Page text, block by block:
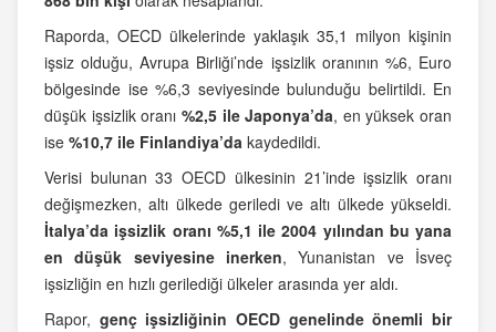
Raporda, OECD ülkelerinde yaklaşık 35,1 milyon kişinin
işsiz olduğu, Avrupa Birliği’nde işsizlik oranının %6, Euro
bölgesinde ise %6,3 seviyesinde bulunduğu belirtildi. En
düşük işsizlik oranı %2,5 ile Japonya’da, en yüksek oran
ise %10,7 ile Finlandiya’da kaydedildi.
Verisi bulunan 33 OECD ülkesinin 21’inde işsizlik oranı
değişmezken, altı ülkede geriledi ve altı ülkede yükseldi.
İtalya’da işsizlik oranı %5,1 ile 2004 yılından bu yana
en düşük seviyesine inerken, Yunanistan ve İsveç
işsizliğin en hızlı gerilediği ülkeler arasında yer aldı.
Rapor, genç işsizliğinin OECD genelinde önemli bir